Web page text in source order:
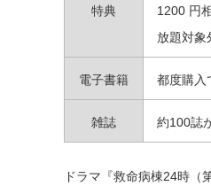
特典
1200 円
放題対象
電子書籍 都度購入
雑誌 約100誌
ドラマ『救命病棟24時（